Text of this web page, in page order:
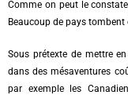
Comme on peut le
Beaucoup de pays tombent
Sous prétexte de mettre
dans des mésaventures
par exemple les